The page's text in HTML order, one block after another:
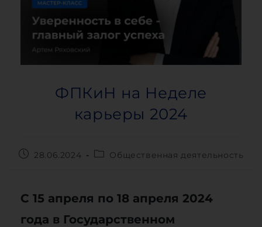
ФПКиН на Неделе
карьеры 2024
28.06.2024 Общественная деятельность
С 15 апреля по 18 апреля 2024
года в Государственном